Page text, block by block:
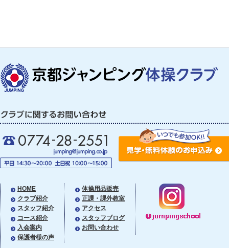
HOME
クラブ紹介
スタッフ紹介
コース紹介
入会案内
保護者様の声
体操用品販売
正課・課外教室
アクセス
スタッフブログ
お問い合わせ